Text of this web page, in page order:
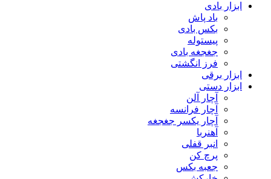
ابزار بادی
باد پاش
بکس بادی
پیستوله
جغجغه بادی
فرز انگشتی
ابزار برقی
ابزار دستی
آچار آلن
آچار فرانسه
آچار یکسر جغجغه
آهنربا
انبر قفلی
پرچ کن
جعبه بکس